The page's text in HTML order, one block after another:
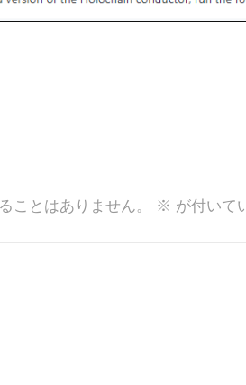
ことはありません。 ※ が付いて